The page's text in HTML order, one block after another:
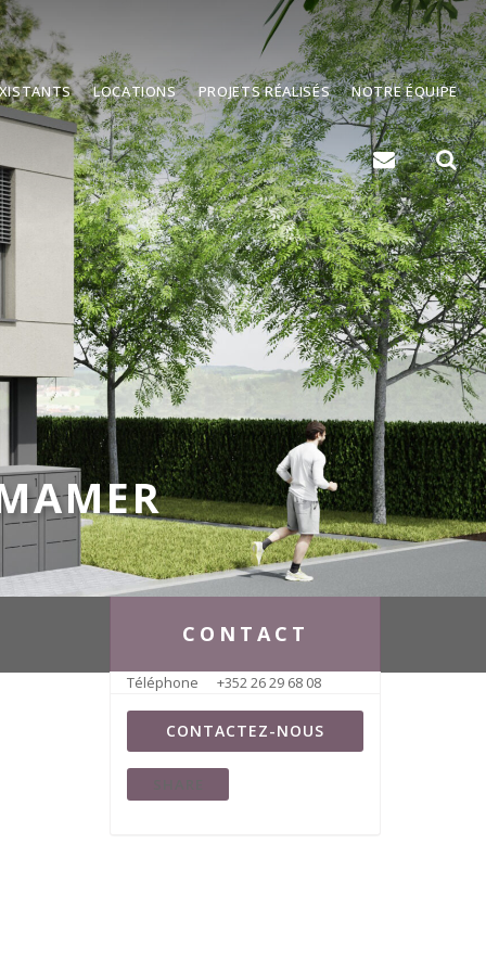
LOCATIONS PROJETS RÉALISÉS NOTRE ÉQUIPE
CONTACT
Téléphone +352 26 29 68 08
CONTACTEZ-NOUS